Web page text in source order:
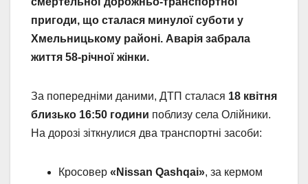
пригоди, що сталася минулої суботи у
Хмельницькому районі. Аварія забрала
життя 58-річної жінки.
За попередніми даними, ДТП сталася 18 квітня
близько 16:50 години поблизу села Олійники.
На дорозі зіткнулися два транспортні засоби:
Кросовер «Nissan Qashqai», за кермом